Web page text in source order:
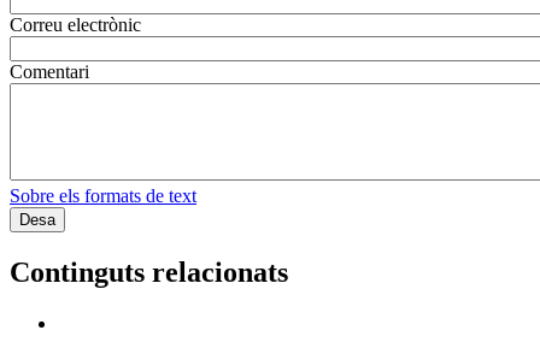
Correu electrònic
Comentari
Sobre els formats de text
Continguts relacionats